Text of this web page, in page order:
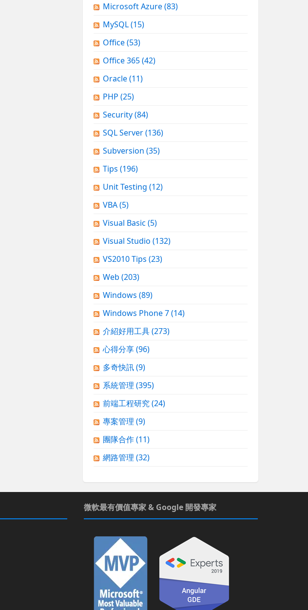
Microsoft Azure(83)
MySQL(15)
Office(53)
Office 365(42)
Oracle(11)
PHP (25)
Security(84)
SQL Server(136)
Subversion (35)
Tips (196)
Unit Testing (12)
VBA(5)
Visual Basic (5)
Visual Studio (132)
VS2010 Tips (23)
Web (203)
Windows (89)
Windows Phone 7(14)
介紹好用工具(273)
心得分享(96)
多奇快訊(9)
系統管理 (395)
前端工程研究(24)
專案管理 (9)
團隊合作(11)
網路管理 (32)
微軟最有價值專家 & Google 開發專家